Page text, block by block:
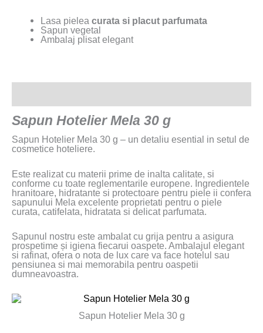
Lasa pielea curata si placut parfumata
Sapun vegetal
Ambalaj plisat elegant
Sapun Hotelier Mela 30 g
Sapun Hotelier Mela 30 g – un detaliu esential in setul de
cosmetice hoteliere.
Este realizat cu materii prime de inalta calitate, si
conforme cu toate reglementarile europene. Ingredientele
hranitoare, hidratante si protectoare pentru piele ii confera
sapunului Mela excelente proprietati pentru o piele
curata, catifelata, hidratata si delicat parfumata.
Sapunul nostru este ambalat cu grija pentru a asigura
prospetime și igiena fiecarui oaspete. Ambalajul elegant
si rafinat, ofera o nota de lux care va face hotelul sau
pensiunea si mai memorabila pentru oaspetii
dumneavoastra.
Sapun Hotelier Mela 30 g